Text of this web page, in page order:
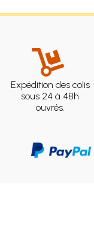
Expédition des colis
sous 24 à 48h
ouvrés.